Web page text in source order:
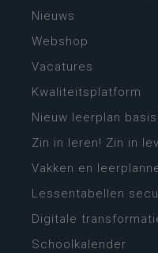
Nieuws
Webshop
Vacatures
Kwaliteitsplatform
Nieuw leerplan
Zin in leren! Zin in
Vakken en
Lessentabellen
Digitale
Schoolkalender